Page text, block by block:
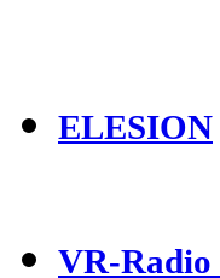
ELESION
VR-Radio